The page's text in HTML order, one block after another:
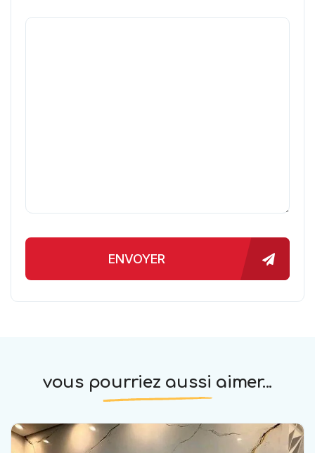
ENVOYER
vous pourriez aussi aimer...